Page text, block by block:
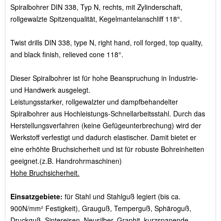
Spiralbohrer DIN 338, Typ N, rechts, mit Zylinderschaft,
rollgewalzte Spitzenqualität, Kegelmantelanschliff 118°.
Twist drills DIN 338, type N, right hand, roll forged, top quality,
and black finish, relieved cone 118°.
Dieser Spiralbohrer ist für hohe Beanspruchung in Industrie-
und Handwerk ausgelegt.
Leistungsstarker, rollgewalzter und dampfbehandelter
Spiralbohrer aus Hochleistungs-Schnellarbeitsstahl. Durch das
Herstellungsverfahren (keine Gefügeunterbrechung) wird der
Werkstoff verfestigt und dadurch elastischer. Damit bietet er
eine erhöhte Bruchsicherheit und ist für robuste Bohreinheiten
geeignet.(z.B. Handrohrmaschinen)
Hohe Bruchsicherheit.
Einsatzgebiete: für Stahl und Stahlguß legiert (bis ca.
900N/mm² Festigkeit), Grauguß, Temperguß, Sphäroguß,